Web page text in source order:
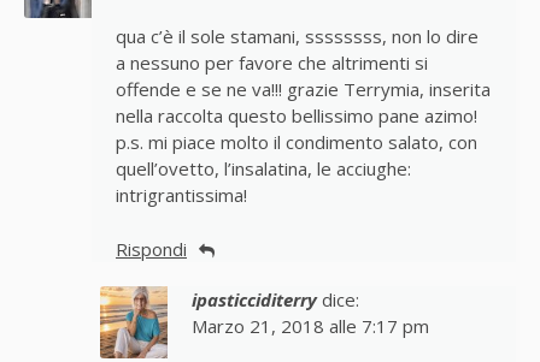
qua c’è il sole stamani, ssssssss, non lo dire
a nessuno per favore che altrimenti si
offende e se ne va!!! grazie Terrymia, inserita
nella raccolta questo bellissimo pane azimo!
p.s. mi piace molto il condimento salato, con
quell’ovetto, l’insalatina, le acciughe:
intrigrantissima!
Rispondi
ipasticciditerry dice:
Marzo 21, 2018 alle 7:17 pm